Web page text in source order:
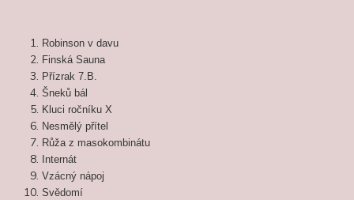
Robinson v davu
Finská Sauna
Přízrak 7.B.
Šneků bál
Kluci ročníku X
Nesmělý přítel
Růža z masokombinátu
Internát
Vzácný nápoj
Svědomí